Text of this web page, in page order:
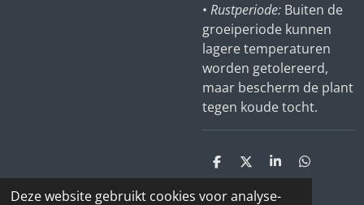
Deze website gebruikt cookies voor analyse-
• Rustperiode: Buiten de
groeiperiode kunnen
lagere temperaturen
worden getolereerd,
maar bescherm de plant
tegen koude tocht.
D
e
l
D
e
e
S
h
a
D
e